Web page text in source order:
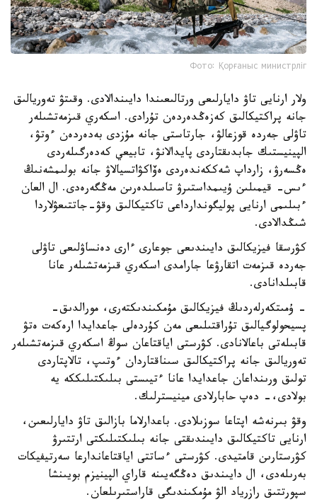
Фото: Қорғаныс министрліг
ولار ارنايى تاۋ دايارلىعى ورتالىعىندا دايىندالادى. وقىتۋ تەوريالىق
جانە پراكتيكالىق كەزەڭدەردەن تۇرادى. اسكەري قىزمەتشىلەر
تاۋلى جەردە قوزعالۋ، جارتاستى جانە مۇزدى بەدەردەن ءوتۋ،
الپينيستىك جابدىقتاردى پايدالانۋ، تابيعي كەدەرگىلەردى
ەڭسەرۋ، زارداپ شەككەندەردى ەۆاكۋاتسيالاۋ جانە بولىمشەنىڭ
ءىس- قيمىلىن ۇيىمداستىرۋ تاسىلدەرىن مەڭگەرەدى. ال العان
ءبىلىمى ارنايى پوليگوندارداعى تاكتيكالىق وقۋ-جاتتىعۋلاردا
شىڭدالادى.
كۋرسقا فيزيكالىق دايىندىعى جوعارى ءارى دەنساۋلىعى تاۋلى
جەردە قىزمەت اتقارۋعا جارامدى اسكەري قىزمەتشىلەر عانا
قابىلدانادى.
- ۇمىتكەرلەردىڭ فيزيكالىق مۇمكىندىكتەرى، مورالدىق-
پسيحولوگيالىق تۇراقتىلىعى مەن كۇردەلى جاعدايدا ارەكەت ەتۋ
قابىلەتى باعالانادى. كۋرستى اياقتاعان سوڭ اسكەري قىزمەتشىلەر
تەوريالىق جانە پراكتيكالىق سىناقتاردان ءوتىپ، تالاپتاردى
تولىق ورىنداعان جاعدايدا عانا ءتيىستى بىلىكتىلىككە يە
بولادى،- دەپ حابارلادى مينيسترلىك.
وقۋ بىرنەشە اپتاعا سوزىلادى. باعدارلاما بازالىق تاۋ دايارلىعىن،
ارنايى تاكتيكالىق دايىندىقتى جانە بىلىكتىلىكتى ارتتىرۋ
كۋرستارىن قامتيدى. كۋرستى ءساتتى اياقتاعاندارعا سەرتيفيكات
بەرىلەدى، ال دايىندىق دەڭگەيىنە قاراي الپينيزم بويىنشا
سپورتتىق رازرياد الۋ مۇمكىندىگى قاراستىرىلعان.